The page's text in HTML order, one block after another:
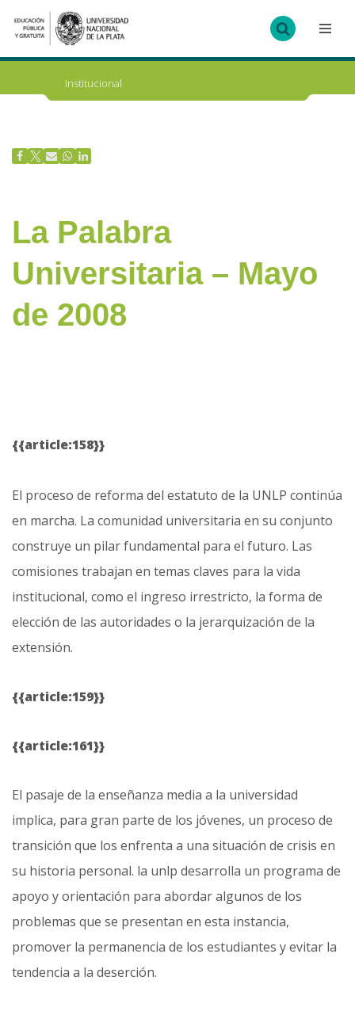
Ir
al
Institucional
La Palabra
Universitaria – Mayo
de 2008
{{article:158}}
El proceso de reforma del estatuto de la UNLP continúa
en marcha. La comunidad universitaria en su conjunto
construye un pilar fundamental para el futuro. Las
comisiones trabajan en temas claves para la vida
institucional, como el ingreso irrestricto, la forma de
elección de las autoridades o la jerarquización de la
extensión.
{{article:159}}
{{article:161}}
El pasaje de la enseñanza media a la universidad
implica, para gran parte de los jóvenes, un proceso de
transición que los enfrenta a una situación de crisis en
su historia personal. la unlp desarrolla un programa de
apoyo y orientación para abordar algunos de los
problemas que se presentan en esta instancia,
promover la permanencia de los estudiantes y evitar la
tendencia a la deserción.